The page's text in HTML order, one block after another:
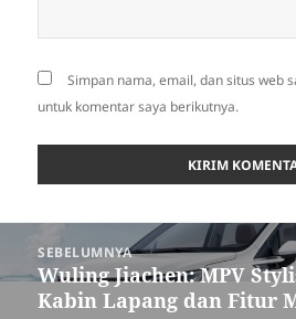
Simpan nama, email, dan situs web
untuk komentar saya berikutnya.
SEBELUMNYA
Pos
sebelumnya:
Wuling Jiachen: MPV
Kabin Lapang dan Fitur